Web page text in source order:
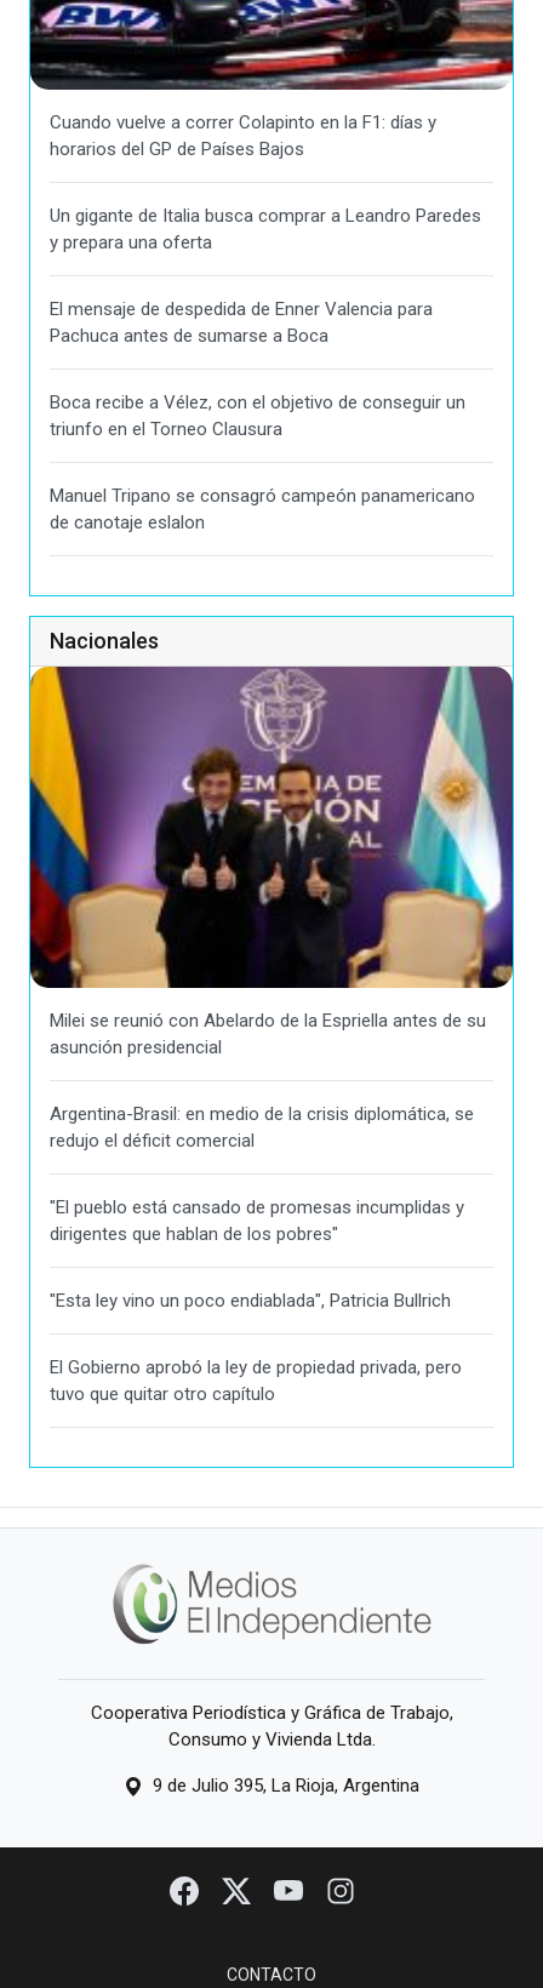
Cuando vuelve a correr Colapinto en la F1: días y
horarios del GP de Países Bajos
Un gigante de Italia busca comprar a Leandro Paredes
y prepara una oferta
El mensaje de despedida de Enner Valencia para
Pachuca antes de sumarse a Boca
Boca recibe a Vélez, con el objetivo de conseguir un
triunfo en el Torneo Clausura
Manuel Tripano se consagró campeón panamericano
de canotaje eslalon
Nacionales
Milei se reunió con Abelardo de la Espriella antes de su
asunción presidencial
Argentina-Brasil: en medio de la crisis diplomática, se
redujo el déficit comercial
"El pueblo está cansado de promesas incumplidas y
dirigentes que hablan de los pobres"
"Esta ley vino un poco endiablada", Patricia Bullrich
El Gobierno aprobó la ley de propiedad privada, pero
tuvo que quitar otro capítulo
Cooperativa Periodística y Gráfica de Trabajo,
Consumo y Vivienda Ltda.
9 de Julio 395, La Rioja, Argentina
CONTACTO